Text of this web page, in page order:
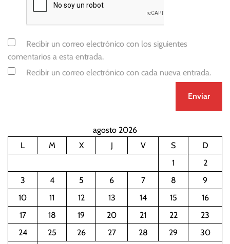
Recibir un correo electrónico con los siguientes
comentarios a esta entrada.
Recibir un correo electrónico con cada nueva entrada.
agosto 2026
L
M X J V S
D
1
2
3
4 5 6 7 8
9
10
11 12 13 14 15
16
17
18 19 20 21 22
23
24
25 26 27 28 29
30